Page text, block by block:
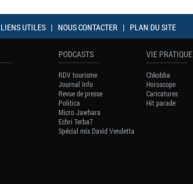
LIENS UTILES | NOUS CONTACTER | PLAN DU SITE
PODCASTS
RDV tourisme
Journal Info
Revue de presse
Politica
Micro Jawhara
Echri Terba7
Spécial mix David Vendetta
VIE PRATIQUE
Chkobba
Horoscope
Caricatures
Hit parade